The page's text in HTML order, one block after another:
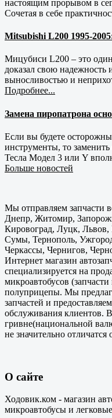
настоящим прорывом в
Сочетая в себе
Mitsubishi L200 1995-
Мицубиси L200 – это
доказал свою надежность
выносливостью и
Подробнее...
Замена пиропатрона
Если вы будете
инструменты, то
Тесла Модел 3 или Y
Больше новостей
Мы отправляем запчасти
Днепр, Житомир,
Кировоград, Луцк, Львов,
Сумы, Тернополь,
Черкассы, Чернигов,
Интернет магазин
специализируется на
микроавтобусов
полуприцепы. Мы
запчастей и
обслуживания клиентов.
гривне(национальной
не значительно
О сайте
Ходовик.ком - магазин
микроавтобусы и